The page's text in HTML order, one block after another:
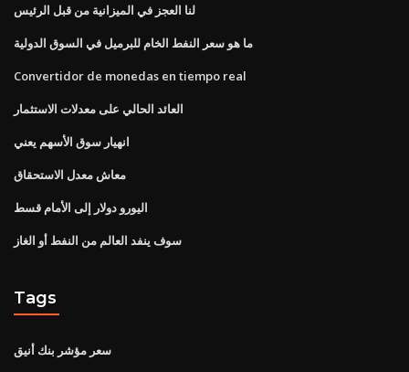
لنا العجز في الميزانية من قبل الرئيس
ما هو سعر النفط الخام للبرميل في السوق الدولية
Convertidor de monedas en tiempo real
العائد الحالي على معدلات الاستثمار
انهيار سوق الأسهم يعني
معاش معدل الاستحقاق
اليورو دولار إلى الأمام قسط
سوف ينفد العالم من النفط أو الغاز
Tags
سعر مؤشر بنك أنيق